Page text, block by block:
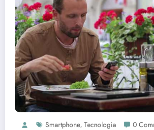
Smartphone, Tecnologia 0